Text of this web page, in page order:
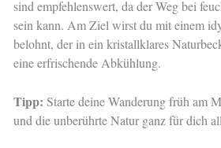
sind empfehlenswert, da der Weg bei
sein kann. Am Ziel wirst du mit einem
belohnt, der in ein kristallklares
eine erfrischende Abkühlung.
Tipp: Starte deine Wanderung früh am
und die unberührte Natur ganz für dich